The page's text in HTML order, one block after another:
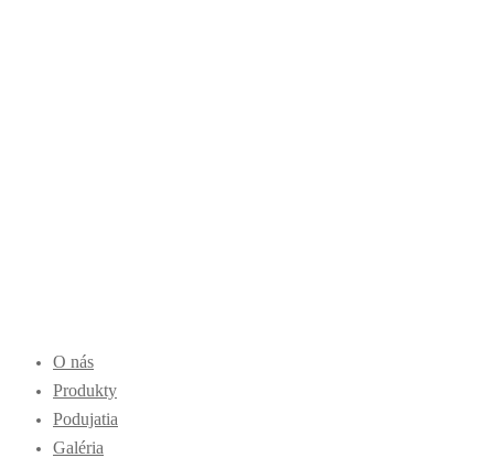
O nás
Produkty
Podujatia
Galéria